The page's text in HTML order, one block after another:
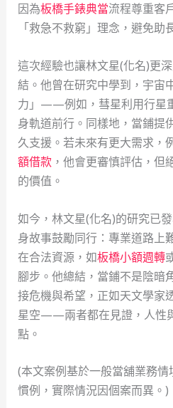
因為板橋手錶典當流程尊重客
「救急不救窮」理念，避免助
這次經驗也讓林文星(化名)更
結。他曾在研究中學到，宇宙
力」——例如，彗星利用行星
身軌道前行。同樣地，當鋪提
久支援。若未來有更大需求，
額借款，他會更審慎評估，但
的價值。
如今，林文星(化名)的研究已
身故事鼓勵同行：專業道路上
在合法資源，如板橋小額週轉
腳步。他總結，當鋪不是陰暗
接危機與希望，正如天文學家
星空——兩者都在見證，人性
點。
(本文案例基於一般當舖業務
慣例，實際情況因個案而異。)